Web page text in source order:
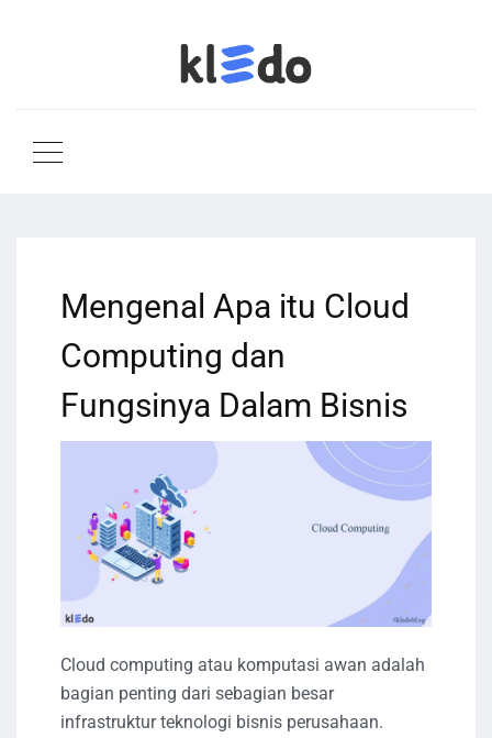
Mengenal Apa itu Cloud
Computing dan
Fungsinya Dalam Bisnis
Cloud computing atau komputasi awan adalah
bagian penting dari sebagian besar
infrastruktur teknologi bisnis perusahaan.